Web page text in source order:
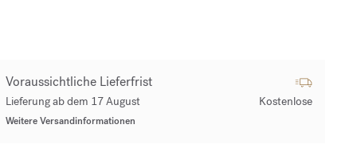
Voraussichtliche Lieferfrist
Lieferung ab dem 17 August Kostenlose
Weitere Versandinformationen